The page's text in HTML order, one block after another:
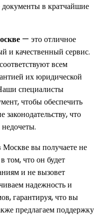
документы в кратчайшие
— это отличное
и качественный сервис.
всем
их юридической
специалисты
чтобы обеспечить
законодательству, что
Москве вы получаете не
том, что он будет
и не вызовет
надежность и
гарантируя, что вы
предлагаем поддержку